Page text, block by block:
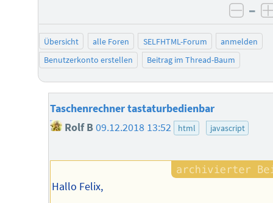
–
Übersicht alle Foren SELFHTML-Forum
anmelden
Benutzerkonto erstellen
Beitrag im Thread-Baum
Taschenrechner tastaturbedienbar
Rolf B09.12.2018 13:52 html javascript
Hallo Felix,